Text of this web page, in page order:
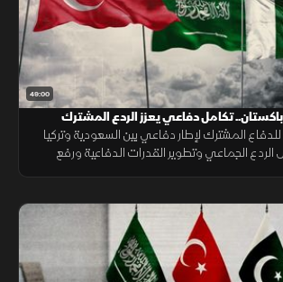
49:00
تكامل دفاعي يعزز الردع المشترك
المشترك لإطار دفاعي بين السعودية وتركيا
الجماعي وتطوير القدرات الدفاعية ورفع